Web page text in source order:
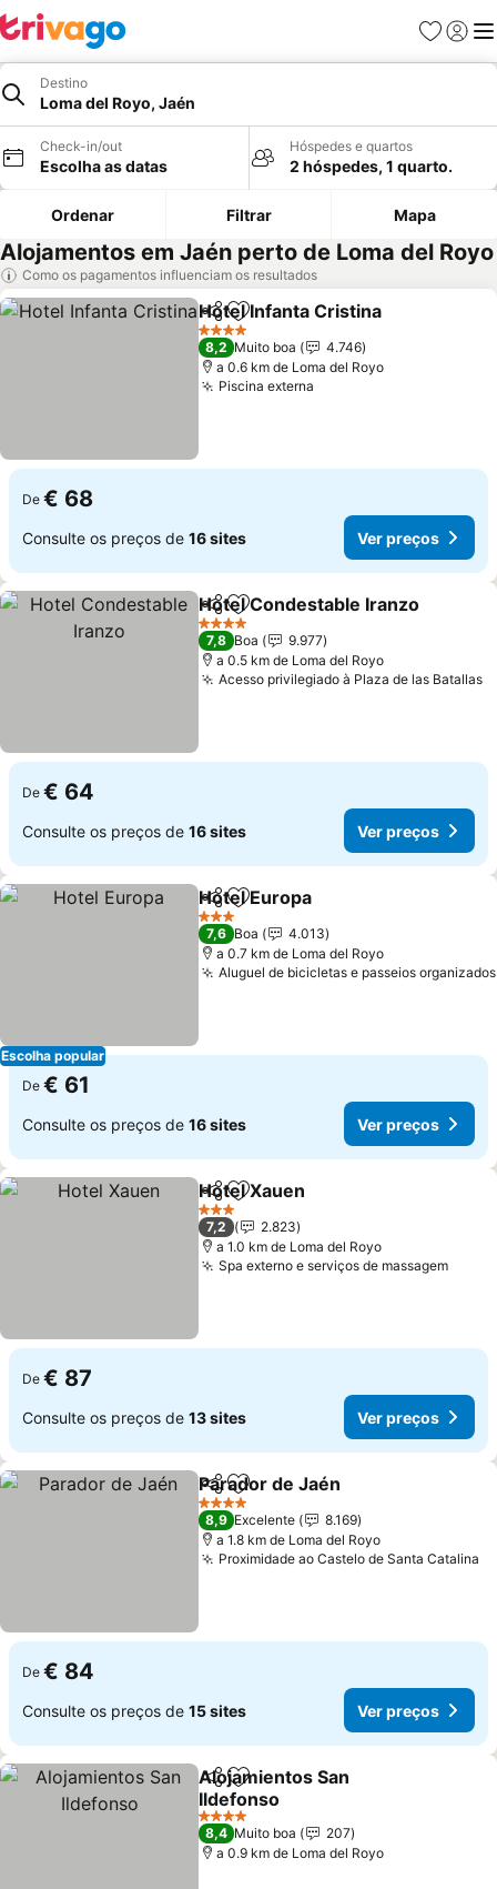
Favoritos
Iniciar
Destino
Loma del Royo, Jaén
Check-in/out
Escolha as datas
Hóspedes e quartos
2 hóspedes, 1 quarto.
Ordenar Filtrar Mapa
Alojamentos em Jaén perto de Loma del Royo
Como os pagamentos influenciam os resultados
PartilharAdicionar aos favoritos
Hotel Infanta Cristina
4 Estrelas
8,2 Muito boa
4.746
a 0.6 km de Loma del Royo
Piscina externa
De € 68
Consulte os preços de 16 sites Ver preços
PartilharAdicionar aos favoritos
Hotel Condestable Iranzo
4 Estrelas
7,8 Boa
9.977
a 0.5 km de Loma del Royo
Acesso privilegiado à Plaza de las Batallas
De € 64
Consulte os preços de 16 sites Ver preços
Escolha popular
PartilharAdicionar aos favoritos
Hotel Europa
3 Estrelas
7,6 Boa
4.013
a 0.7 km de Loma del Royo
Aluguel de bicicletas e passeios organizados
De € 61
Consulte os preços de 16 sites Ver preços
PartilharAdicionar aos favoritos
Hotel Xauen
3 Estrelas
7,2
2.823
a 1.0 km de Loma del Royo
Spa externo e serviços de massagemVer
De € 87
Consulte os preços de 13 sites Ver preços
PartilharAdicionar aos favoritos
Parador de Jaén
4 Estrelas
8,9 Excelente
8.169
a 1.8 km de Loma del Royo
Proximidade ao Castelo de Santa Catalina
De € 84
Consulte os preços de 15 sites Ver preços
PartilharAdicionar aos favoritos
Alojamientos San
Ildefonso
Ver preços
4 Estrelas
8,4 Muito boa
207
a 0.9 km de Loma del Royo